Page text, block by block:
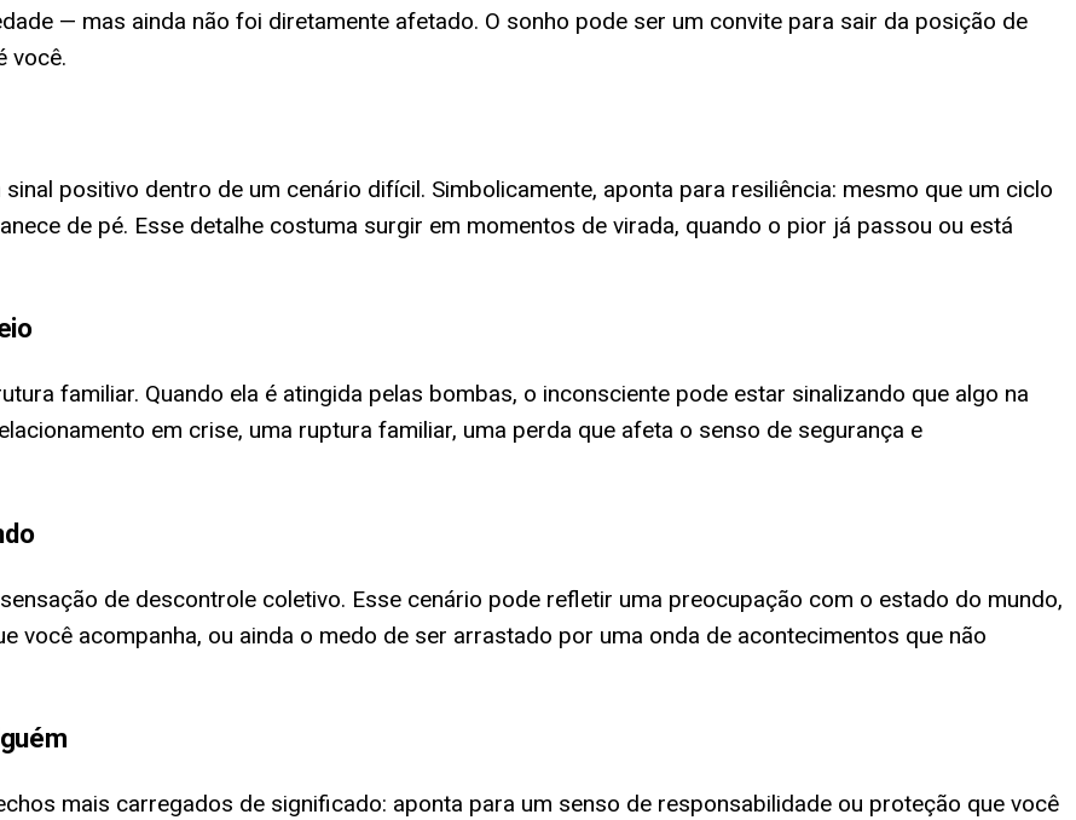
— mas ainda não foi diretamente afetado. O sonho pode ser um convite para sair da posição de
você.
positivo dentro de um cenário difícil. Simbolicamente, aponta para resiliência: mesmo que um ciclo
de pé. Esse detalhe costuma surgir em momentos de virada, quando o pior já passou ou está
familiar. Quando ela é atingida pelas bombas, o inconsciente pode estar sinalizando que algo na
em crise, uma ruptura familiar, uma perda que afeta o senso de segurança e
de descontrole coletivo. Esse cenário pode refletir uma preocupação com o estado do mundo,
você acompanha, ou ainda o medo de ser arrastado por uma onda de acontecimentos que não
mais carregados de significado: aponta para um senso de responsabilidade ou proteção que você